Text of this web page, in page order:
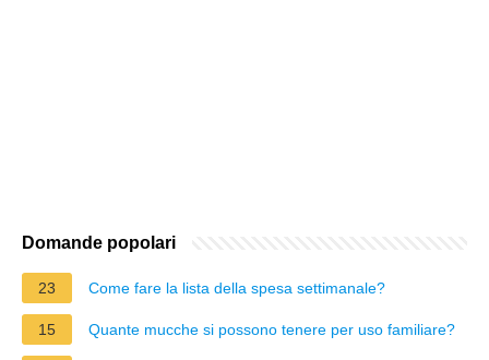
Domande popolari
23 Come fare la lista della spesa settimanale?
15 Quante mucche si possono tenere per uso familiare?